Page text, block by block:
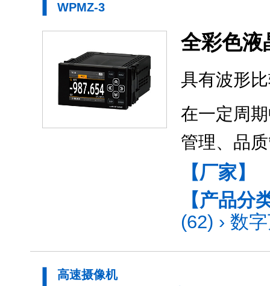
WPMZ-3
全彩色液
具有波形
在一定周
管理、品
【厂家】
【产品分
(62) › 数
高速摄像机